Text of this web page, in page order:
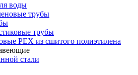
воды
трубы
трубы
PEX из сшитого полиэтилена
стали